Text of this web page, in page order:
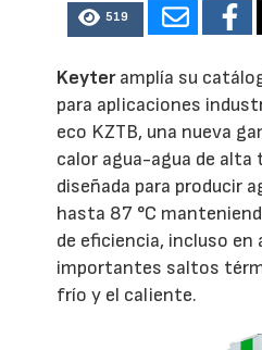
519
Keyteramplía su
para aplicaciones
eco KZTB, una nueva
calor agua-agua de alta
diseñada para producir
hasta 87 °C
de eficiencia, incluso en
importantes saltos
frío y el caliente.